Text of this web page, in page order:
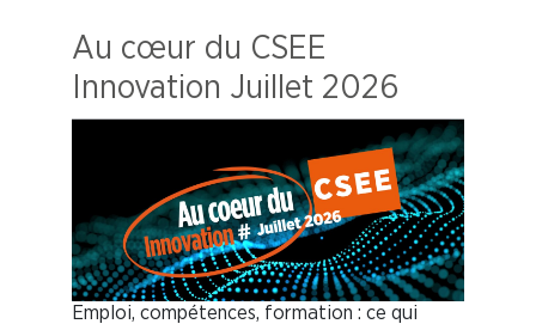
Au cœur du CSEE
Innovation Juillet 2026
Emploi, compétences, formation : ce qui